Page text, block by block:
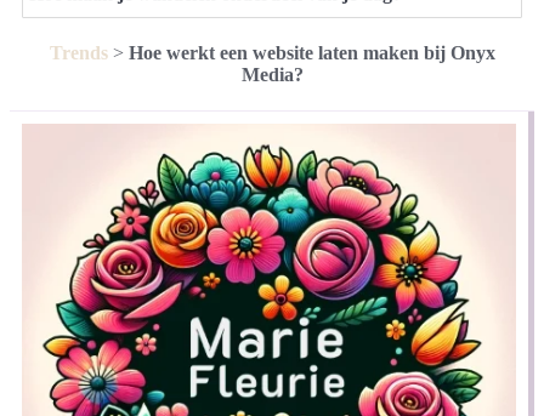
Trends> Hoe werkt een website laten maken bij Onyx
Media?